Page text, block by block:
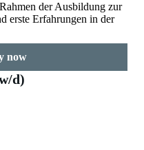
der Ausbildung zur
erste Erfahrungen in der
now
d)